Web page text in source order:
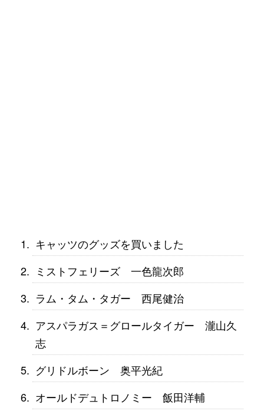
キャッツのグッズを買いました
ミストフェリーズ 一色龍次郎
ラム・タム・タガー 西尾健治
アスパラガス＝グロールタイガー 瀧山久
志
グリドルボーン 奥平光紀
オールドデュトロノミー 飯田洋輔